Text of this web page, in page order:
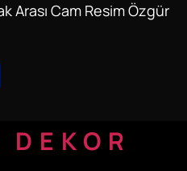
Arası Cam Resim Özgür